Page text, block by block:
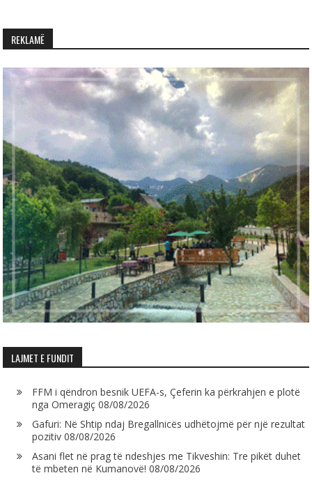
REKLAMË
LAJMET E FUNDIT
FFM i qëndron besnik UEFA-s, Çeferin ka përkrahjen e plotë
nga Omeragiç 08/08/2026
Gafuri: Në Shtip ndaj Bregallnicës udhëtojmë për një rezultat
pozitiv 08/08/2026
Asani flet në prag të ndeshjes me Tikveshin: Tre pikët duhet
të mbeten në Kumanovë! 08/08/2026